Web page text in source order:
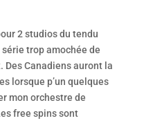
2 studios du tendu
trop amochée de
Canadiens auront la
lorsque p’un quelques
mon orchestre de
free spins sont